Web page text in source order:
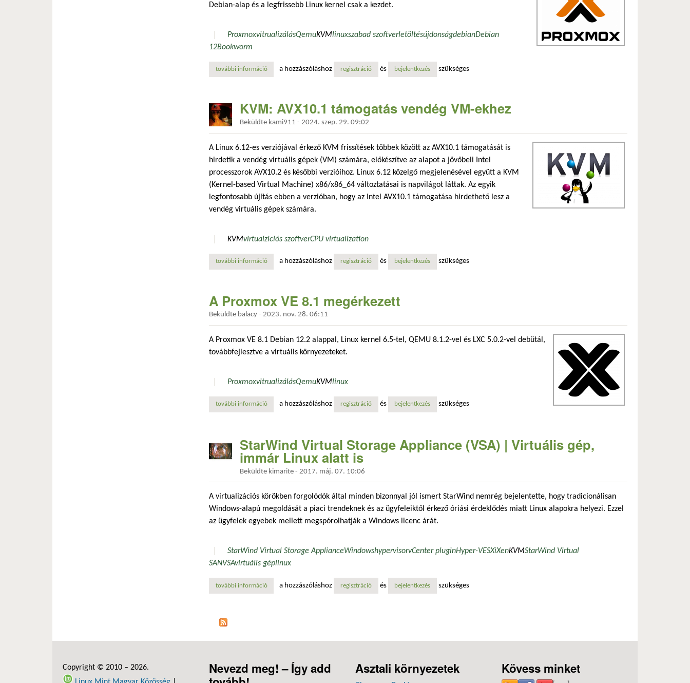
Debian-alap és a legfrissebb Linux kernel csak a kezdet.
ProxmoxvitrualizálásQemuKVMlinuxszabad szoftverletöltésújdonságdebianDebian
12Bookworm
további információmegjelent a proxmox virtual environment 8.4 – élő migráció és új virtualizációs lehetőségek tartalommal kapcsolatosan
a hozzászóláshoz regisztráció és bejelentkezés szükséges
KVM: AVX10.1 támogatás vendég VM-ekhez
Beküldte kami911 - 2024. szep. 29. 09:02
A Linux 6.12-es verziójával érkező KVM frissítések többek között az AVX10.1 támogatását is
hirdetik a vendég virtuális gépek (VM) számára, előkészítve az alapot a jövőbeli Intel
processzorok AVX10.2 és későbbi verzióihoz. Linux 6.12 közelgő megjelenésével együtt a KVM
(Kernel-based Virtual Machine) x86/x86_64 változtatásai is napvilágot láttak. Az egyik
legfontosabb újítás ebben a verzióban, hogy az Intel AVX10.1 támogatása hirdethető lesz a
vendég virtuális gépek számára.
KVMvirtualziciós szoftverCPU virtualization
további információkvm: avx10.1 támogatás vendég vm-ekhez tartalommal kapcsolatosan
a hozzászóláshoz regisztráció és bejelentkezés szükséges
A Proxmox VE 8.1 megérkezett
Beküldte balacy - 2023. nov. 28. 06:11
A Proxmox VE 8.1 Debian 12.2 alappal, Linux kernel 6.5-tel, QEMU 8.1.2-vel és LXC 5.0.2-vel debütál,
továbbfejlesztve a virtuális környezeteket.
ProxmoxvitrualizálásQemuKVMlinux
további információa proxmox ve 8.1 megérkezett tartalommal kapcsolatosan
a hozzászóláshoz regisztráció és bejelentkezés szükséges
StarWind Virtual Storage Appliance (VSA) | Virtuális gép,
immár Linux alatt is
Beküldte kimarite - 2017. máj. 07. 10:06
A virtualizációs körökben forgolódók által minden bizonnyal jól ismert StarWind nemrég bejelentette, hogy tradicionálisan
Windows-alapú megoldását a piaci trendeknek és az ügyfeleiktől érkező óriási érdeklődés miatt Linux alapokra helyezi. Ezzel
az ügyfelek egyebek mellett megspórolhatják a Windows licenc árát.
StarWind Virtual Storage ApplianceWindowshypervisorvCenter pluginHyper-VESXiXenKVMStarWind Virtual
SANVSAvirtuális géplinux
további információstarwind virtual storage appliance (vsa) | virtuális gép, immár linux alatt is tartalommal kapcsolatosan
a hozzászóláshoz regisztráció és bejelentkezés szükséges
Copyright © 2010 – 2026.
Nevezd meg! – Így add
Asztali környezetek Kövess minket